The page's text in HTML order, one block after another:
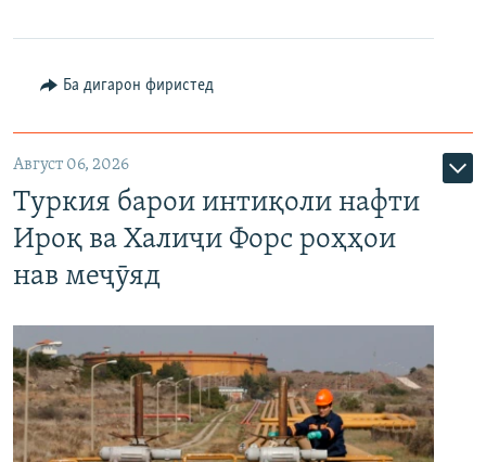
Ба дигарон фиристед
Август 06, 2026
Туркия барои интиқоли нафти
Ироқ ва Халиҷи Форс роҳҳои
нав меҷӯяд